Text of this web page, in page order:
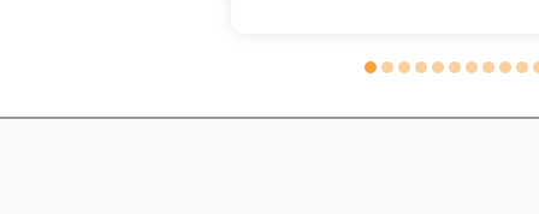
lumbaalpunctie voor liquoronderzoek en kweek met